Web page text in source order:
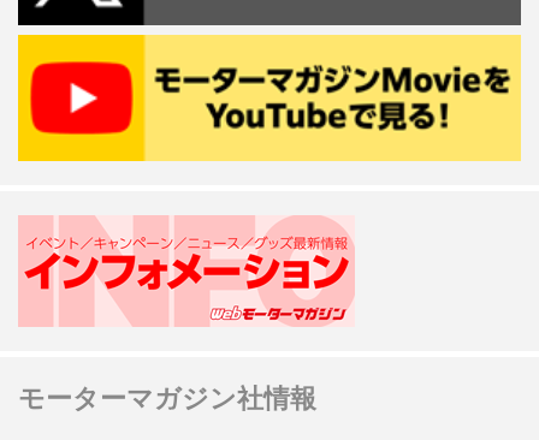
モーターマガジン社情報